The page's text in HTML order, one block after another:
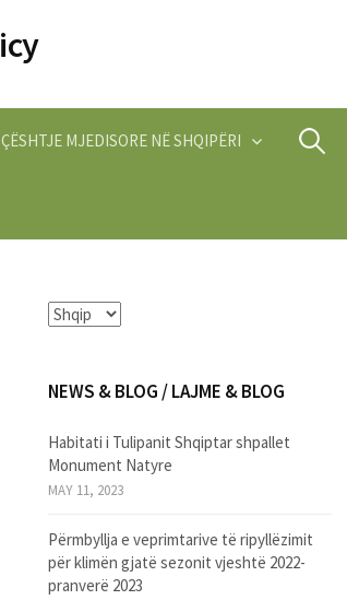
ÇËSHTJE MJEDISORE NË SHQIPËRI Search
NEWS & BLOG / LAJME & BLOG
Habitati i Tulipanit Shqiptar shpallet
Monument Natyre
MAY 11, 2023
Përmbyllja e veprimtarive të ripyllëzimit
për klimën gjatë sezonit vjeshtë 2022-
pranverë 2023